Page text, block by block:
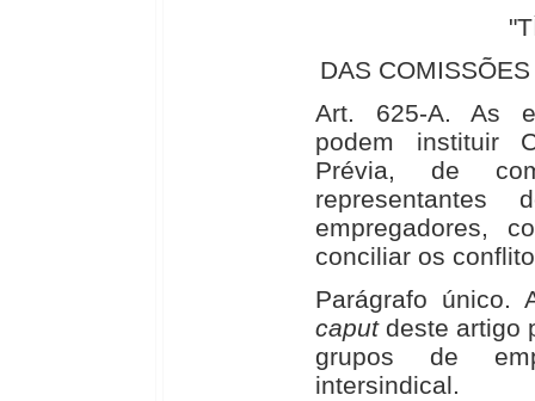
DAS
Art. 625-A. As
podem instituir
Prévia, de
empregadores,
conciliar os
Parágrafo único.
caputdeste artigo
grupos de
intersindical.